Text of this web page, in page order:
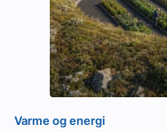
Varme og energi